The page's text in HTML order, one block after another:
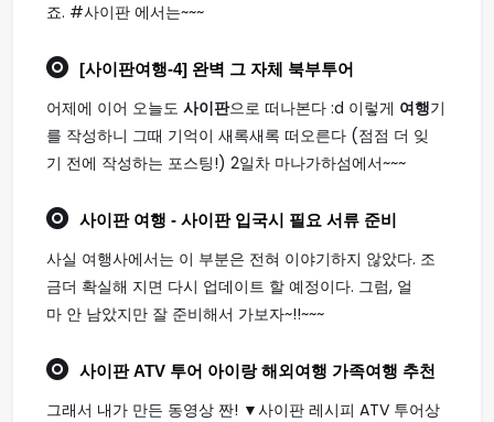
죠. #사이판 에서는~~~
[사이판여행-4] 완벽 그 자체 북부투어
어제에 이어 오늘도 사이판으로 떠나본다 :d 이렇게 여행기
를 작성하니 그때 기억이 새록새록 떠오른다 (점점 더 잊
기 전에 작성하는 포스팅!) 2일차 마나가하섬에서~~~
사이판 여행 - 사이판 입국시 필요 서류 준비
사실 여행사에서는 이 부분은 전혀 이야기하지 않았다. 조
금더 확실해 지면 다시 업데이트 할 예정이다. 그럼, 얼
마 안 남았지만 잘 준비해서 가보자~!!~~~
사이판ATV 투어 아이랑 해외 여행 가족여행 추천
그래서 내가 만든 동영상 짠! ▼사이판 레시피 ATV 투어상